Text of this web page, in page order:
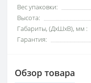
Вес упаковки:
Высота:
Габариты, (ДхШхВ), мм :
Гарантия:
Обзор товара